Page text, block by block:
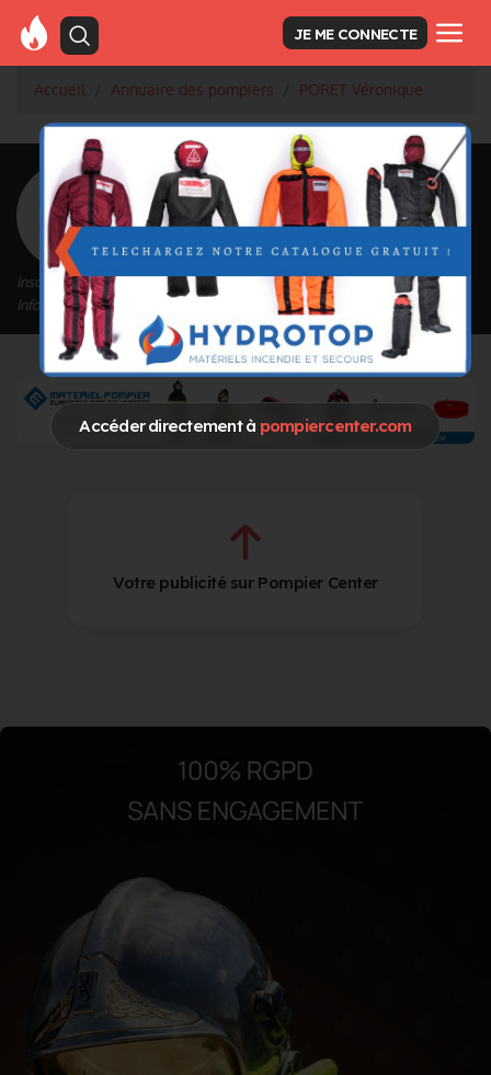
Accéder directement à pompiercenter.com
JE ME CONNECTE
Accueil Annuaire des pompiers PORET Véronique
<Retour à la liste des pompiers
PORET Véronique
Inscrit depuis le 11/09/2020 à 14:50
Informations mises à jour le 11/09/2020 à 14:50
Votre publicité sur Pompier Center